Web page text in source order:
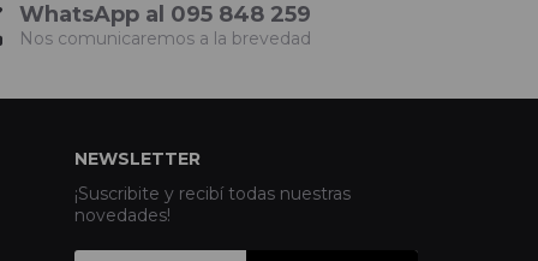
WhatsApp al 095 848 259
Nos comunicaremos a la brevedad
NEWSLETTER
¡Suscribite y recibí todas nuestras
novedades!